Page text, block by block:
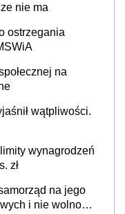
nie ma
ostrzegania
na
wątpliwości.
wynagrodzeń
zł
na jego
i nie wolno